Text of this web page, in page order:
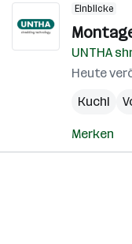
Einblicke
UNTHA
Heute
Kuchl
Merken